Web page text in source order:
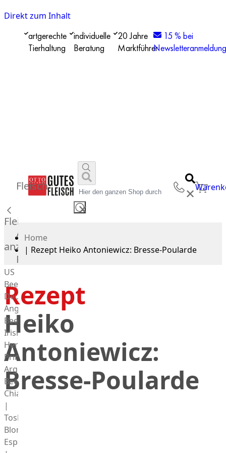
Direkt zum Inhalt
artgerechte
Tierhaltung
individuelle
Beratung
20 Jahre
Marktführer
15 % bei
Newsletteranmeldung
✕
✕
Fleisch
Fleisch
Alle
anzeigen
Rind
US
Beef
Deutsches
Angus
Beef
Irish
Hereford
Prime
Argentina
Beef
Chianina
|
Toskana
Blonda
Espanola
Home
| Rezept Heiko Antoniewicz: Bresse-Poularde
Rezept
Heiko
Antoniewicz:
Bresse-Poularde